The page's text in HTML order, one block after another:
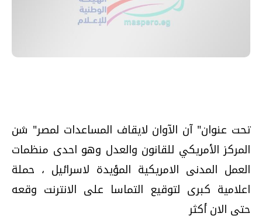
تحت عنوان" آن الآوان لايقاف المساعدات لمصر" شن
المركز الأمريكي للقانون والعدل وهو احدى منظمات
العمل المدنى الامريكية المؤيدة لاسرائيل ، حملة
اعلامية كبرى لتوقيع التماسا على الانترنت وقعه
حتى الان أكثر